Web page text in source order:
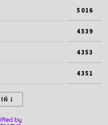
5016
4539
4353
4351